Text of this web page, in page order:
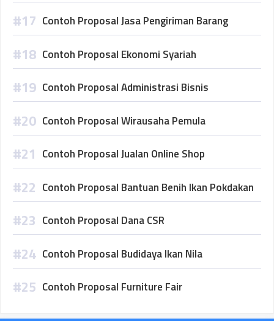
Contoh Proposal Jasa Pengiriman Barang
Contoh Proposal Ekonomi Syariah
Contoh Proposal Administrasi Bisnis
Contoh Proposal Wirausaha Pemula
Contoh Proposal Jualan Online Shop
Contoh Proposal Bantuan Benih Ikan Pokdakan
Contoh Proposal Dana CSR
Contoh Proposal Budidaya Ikan Nila
Contoh Proposal Furniture Fair